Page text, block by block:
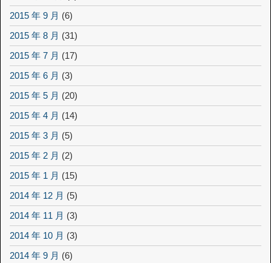
2015 年 9 月 (6)
2015 年 8 月 (31)
2015 年 7 月 (17)
2015 年 6 月 (3)
2015 年 5 月 (20)
2015 年 4 月 (14)
2015 年 3 月 (5)
2015 年 2 月 (2)
2015 年 1 月 (15)
2014 年 12 月 (5)
2014 年 11 月 (3)
2014 年 10 月 (3)
2014 年 9 月 (6)